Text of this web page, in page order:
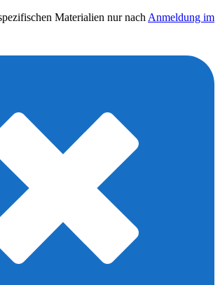
Materialien nur nach Anmeldung im